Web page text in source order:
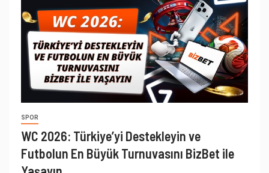
SPOR
WC 2026: Türkiye’yi Destekleyin ve
Futbolun En Büyük Turnuvasını BizBet ile